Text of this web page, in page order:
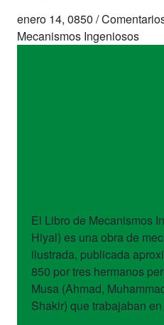
enero 14, 0850 /
Mecanismos Ingeniosos
El Libro de Mecanismos
Hiyal) es una obra de
ilustrada, publicada
850 por tres hermanos
Musa (Ahmad,
Shakir) que trabajaban